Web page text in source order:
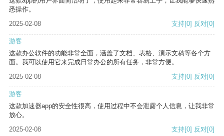
悉操作。
2025-02-08
支持[0] 反对[0]
游客
这款办公软件的功能非常全面，涵盖了文档、表格、演示文稿等各个方
面。我可以使用它来完成日常办公的所有任务，非常方便。
2025-02-08
支持[0] 反对[0]
游客
这款加速器app的安全性很高，使用过程中不会泄露个人信息，让我非常
放心。
2025-02-08
支持[0] 反对[0]